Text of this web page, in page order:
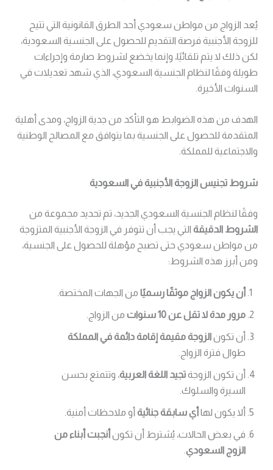
يُعد الزواج من مواطن سعودي أحد الطرق القانونية التي تتيح
للزوجة الأجنبية فرصة التقديم للحصول على الجنسية السعودية،
لكن ذلك لا يتم تلقائيًا، وإنما يخضع لشروط صارمة وإجراءات
طويلة وفقًا لنظام الجنسية السعودي، الذي شهد تعديلات في
السنوات الأخيرة.
الهدف من هذه الضوابط هو التأكد من جدية الزواج، ومدى أهلية
المتقدمة للحصول على الجنسية بما يتوافق مع المصالح الوطنية
والاجتماعية للمملكة.
شروط تجنيس الزوجة الأجنبية في السعودية
وفقًا لنظام الجنسية السعودي الجديد، تم تحديد مجموعة من
الشروط الدقيقةالتي يجب أن تتوفر في الزوجة الأجنبية المتزوجة
من مواطن سعودي حتى تصبح مؤهلة للحصول على الجنسية،
ومن أبرز هذه الشروط:
أن يكون الزواج موثقًا رسميًا من الجهات المختصة.
مرور مدة لا تقل عن 10 سنوات من الزواج.
أن تكونالزوجة مقيمة إقامة دائمة في المملكة
طوال فترة الزواج.
أن تكون الزوجةتجيد اللغة العربية، وتتمتع بحسن
السيرة والسلوك.
ألا يكون لها أي سابقة جنائيةأو ملاحظات أمنية.
في بعض الحالات، يُشترط أن تكون أنجبت أبناء من
الزوج السعودي.